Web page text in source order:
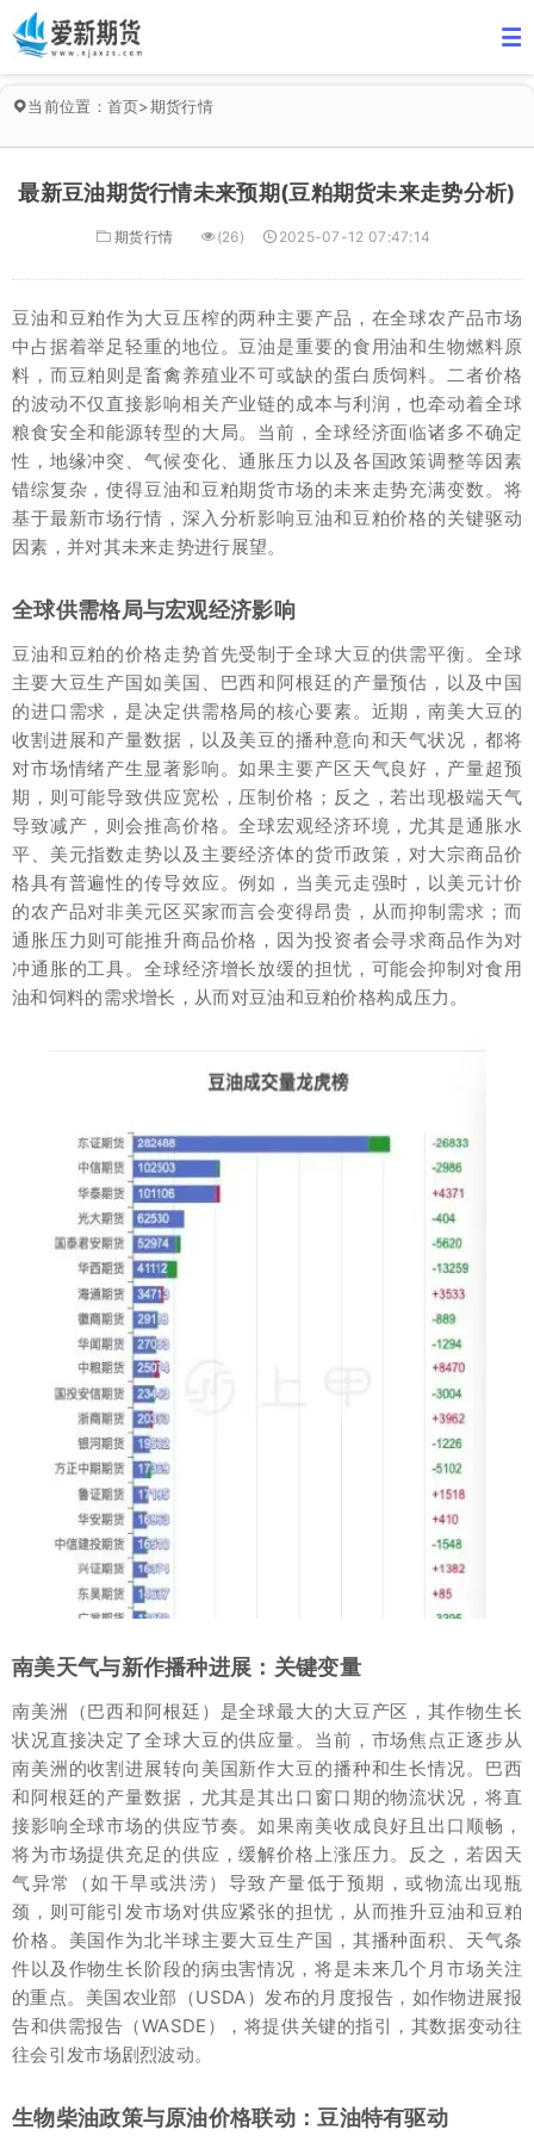
当前位置： 首页>期货行情
最新豆油期货行情未来预期(豆粕期货未来走势分析)
期货行情 (26) 2025-07-12 07:47:14
豆油和豆粕作为大豆压榨的两种主要产品，在全球农产品市场
中占据着举足轻重的地位。豆油是重要的食用油和生物燃料原
料，而豆粕则是畜禽养殖业不可或缺的蛋白质饲料。二者价格
的波动不仅直接影响相关产业链的成本与利润，也牵动着全球
粮食安全和能源转型的大局。当前，全球经济面临诸多不确定
性，地缘冲突、气候变化、通胀压力以及各国政策调整等因素
错综复杂，使得豆油和豆粕期货市场的未来走势充满变数。将
基于最新市场行情，深入分析影响豆油和豆粕价格的关键驱动
因素，并对其未来走势进行展望。
全球供需格局与宏观经济影响
豆油和豆粕的价格走势首先受制于全球大豆的供需平衡。全球
主要大豆生产国如美国、巴西和阿根廷的产量预估，以及中国
的进口需求，是决定供需格局的核心要素。近期，南美大豆的
收割进展和产量数据，以及美豆的播种意向和天气状况，都将
对市场情绪产生显著影响。如果主要产区天气良好，产量超预
期，则可能导致供应宽松，压制价格；反之，若出现极端天气
导致减产，则会推高价格。全球宏观经济环境，尤其是通胀水
平、美元指数走势以及主要经济体的货币政策，对大宗商品价
格具有普遍性的传导效应。例如，当美元走强时，以美元计价
的农产品对非美元区买家而言会变得昂贵，从而抑制需求；而
通胀压力则可能推升商品价格，因为投资者会寻求商品作为对
冲通胀的工具。全球经济增长放缓的担忧，可能会抑制对食用
油和饲料的需求增长，从而对豆油和豆粕价格构成压力。
南美天气与新作播种进展：关键变量
南美洲（巴西和阿根廷）是全球最大的大豆产区，其作物生长
状况直接决定了全球大豆的供应量。当前，市场焦点正逐步从
南美洲的收割进展转向美国新作大豆的播种和生长情况。巴西
和阿根廷的产量数据，尤其是其出口窗口期的物流状况，将直
接影响全球市场的供应节奏。如果南美收成良好且出口顺畅，
将为市场提供充足的供应，缓解价格上涨压力。反之，若因天
气异常（如干旱或洪涝）导致产量低于预期，或物流出现瓶
颈，则可能引发市场对供应紧张的担忧，从而推升豆油和豆粕
价格。美国作为北半球主要大豆生产国，其播种面积、天气条
件以及作物生长阶段的病虫害情况，将是未来几个月市场关注
的重点。美国农业部（USDA）发布的月度报告，如作物进展报
告和供需报告（WASDE），将提供关键的指引，其数据变动往
往会引发市场剧烈波动。
生物柴油政策与原油价格联动：豆油特有驱动